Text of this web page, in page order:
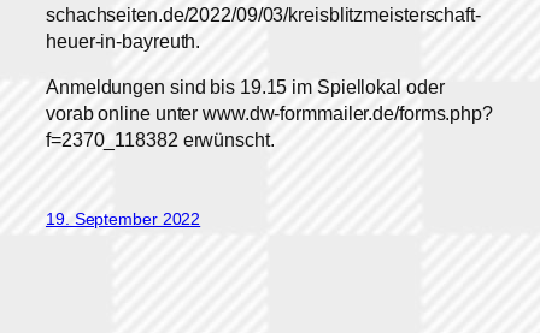
schachseiten.de/2022/09/03/kreisblitzmeisterschaft-
heuer-in-bayreuth.
Anmeldungen sind bis 19.15 im Spiellokal oder
vorab online unter www.dw-formmailer.de/forms.php?
f=2370_118382 erwünscht.
19. September 2022